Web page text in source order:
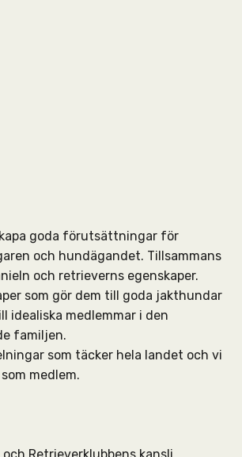
goda förutsättningar för
och hundägandet. Tillsammans
och retrieverns egenskaper.
som gör dem till goda jakthundar
idealiska medlemmar i den
familjen.
som täcker hela landet och vi
medlem.
och Retrieverklubbens kansli